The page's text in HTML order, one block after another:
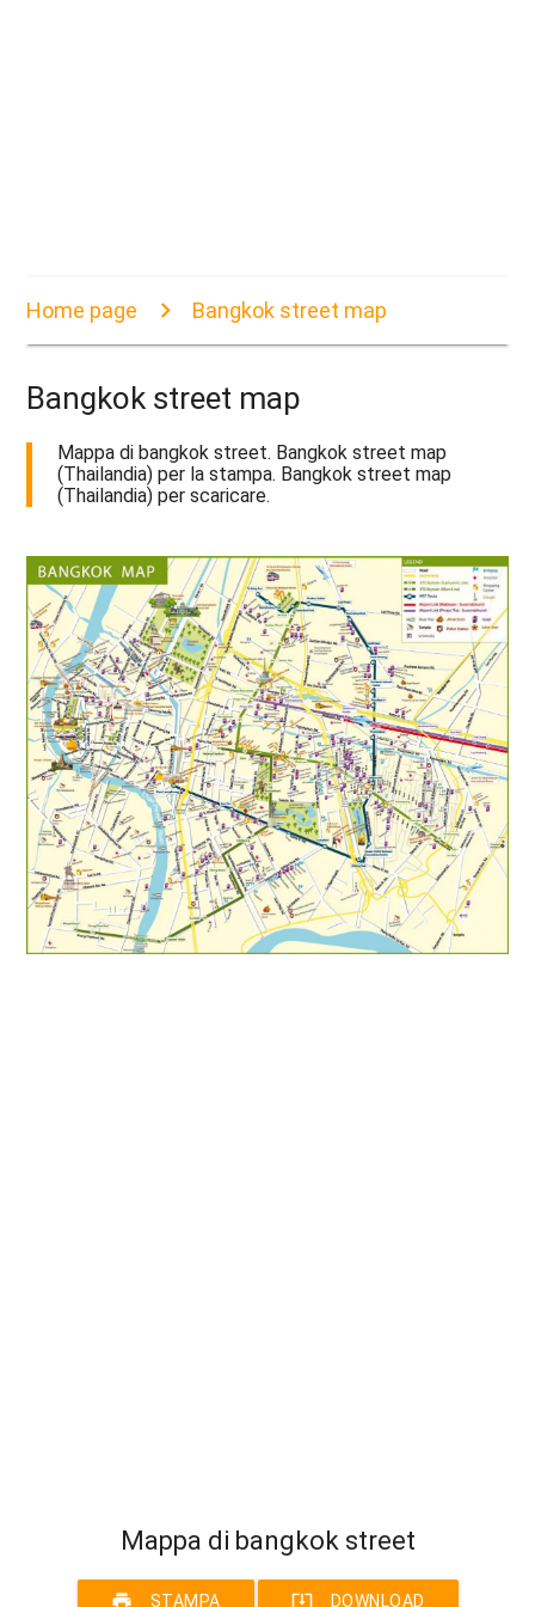
Home page Bangkok street map
Bangkok street map
Mappa di bangkok street. Bangkok street map
(Thailandia) per la stampa. Bangkok street map
(Thailandia) per scaricare.
Mappa di bangkok street
print STAMPA system_update_alt DOWNLOAD